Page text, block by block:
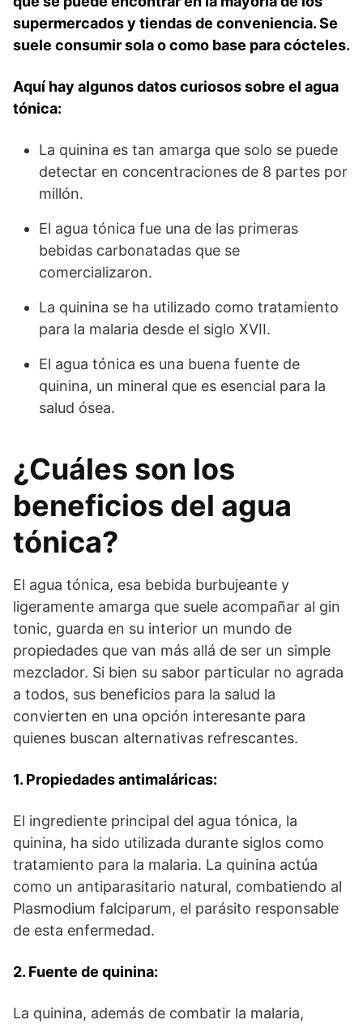
supermercados y tiendas de conveniencia. Se
suele consumir sola o como base para cócteles.
Aquí hay algunos datos curiosos sobre el agua
tónica:
La quinina es tan amarga que solo se puede
detectar en concentraciones de 8 partes por
millón.
El agua tónica fue una de las primeras
bebidas carbonatadas que se
comercializaron.
La quinina se ha utilizado como tratamiento
para la malaria desde el siglo XVII.
El agua tónica es una buena fuente de
quinina, un mineral que es esencial para la
salud ósea.
¿Cuáles son los
beneficios del agua
tónica?
El agua tónica, esa bebida burbujeante y
ligeramente amarga que suele acompañar al gin
tonic, guarda en su interior un mundo de
propiedades que van más allá de ser un simple
mezclador. Si bien su sabor particular no agrada
a todos, sus beneficios para la salud la
convierten en una opción interesante para
quienes buscan alternativas refrescantes.
1. Propiedades antimaláricas:
El ingrediente principal del agua tónica, la
quinina, ha sido utilizada durante siglos como
tratamiento para la malaria. La quinina actúa
como un antiparasitario natural, combatiendo al
Plasmodium falciparum, el parásito responsable
de esta enfermedad.
2. Fuente de quinina:
La quinina, además de combatir la malaria,